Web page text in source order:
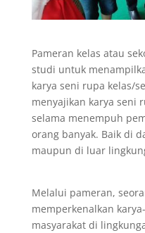
Pameran kelas atau
studi untuk
karya seni rupa kelas/
menyajikan karya seni
selama menempuh
orang banyak. Baik di
maupun di luar
Melalui pameran,
memperkenalkan
masyarakat di